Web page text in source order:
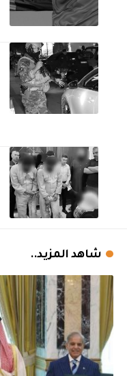
شاهد المزيد..